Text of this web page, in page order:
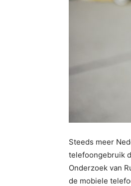
Steeds meer
telefoongebruik
Onderzoek van
de mobiele